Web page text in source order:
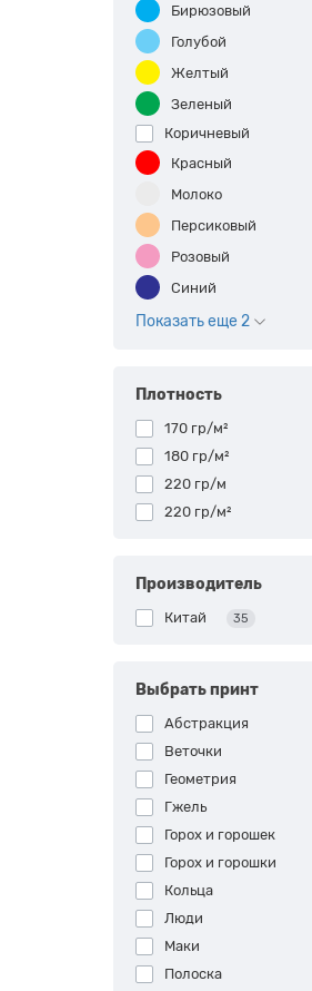
Бирюзовый
Голубой
Желтый
Зеленый
Коричневый
Красный
Молоко
Персиковый
Розовый
Синий
Показать еще 2
Плотность
170 гр/м²
180 гр/м²
220 гр/м
220 гр/м²
Производитель
Китай 35
Выбрать принт
Абстракция
Веточки
Геометрия
Гжель
Горох и горошек
Горох и горошки
Кольца
Люди
Маки
Полоска